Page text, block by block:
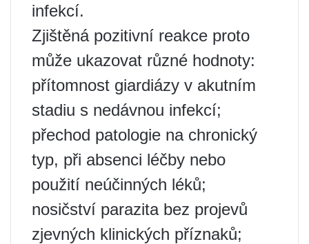
infekcí.
Zjištěná pozitivní reakce proto
může ukazovat různé hodnoty:
přítomnost giardiázy v akutním
stadiu s nedávnou infekcí;
přechod patologie na chronický
typ, při absenci léčby nebo
použití neúčinných léků;
nosičství parazita bez projevů
zjevných klinických příznaků;